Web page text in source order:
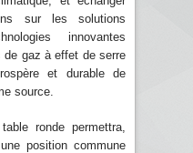
sur les solutions
innovantes
de gaz à effet de serre
et durable de
source.
ronde permettra,
position commune